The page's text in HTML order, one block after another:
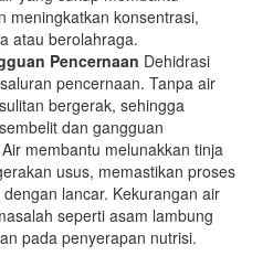
meningkatkan konsentrasi,
atau berolahraga.
Pencernaan Dehidrasi
pencernaan. Tanpa air
bergerak, sehingga
dan gangguan
membantu melunakkan tinja
usus, memastikan proses
lancar. Kekurangan air
seperti asam lambung
pada penyerapan nutrisi.